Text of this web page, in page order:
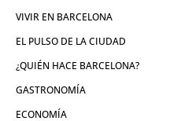
VIVIR EN BARCELONA
EL PULSO DE LA CIUDAD
¿QUIÉN HACE BARCELONA?
GASTRONOMÍA
ECONOMÍA